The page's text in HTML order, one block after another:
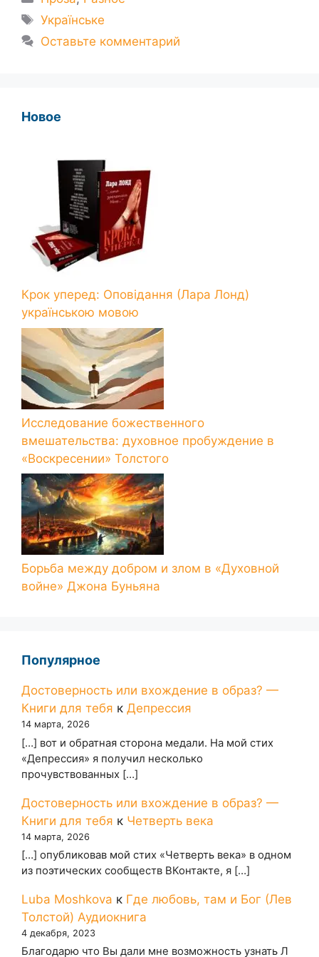
Метки
Українське
Оставьте комментарий
Новое
Крок уперед: Оповідання (Лара Лонд)
українською мовою
Исследование божественного
вмешательства: духовное пробуждение в
«Воскресении» Толстого
Борьба между добром и злом в «Духовной
войне» Джона Буньяна
Популярное
Достоверность или вхождение в образ? —
Книги для тебя к Депрессия
14 марта, 2026
[…] вот и обратная сторона медали. На мой стих
«Депрессия» я получил несколько
прочувствованных […]
Достоверность или вхождение в образ? —
Книги для тебя к Четверть века
14 марта, 2026
[…] опубликовав мой стих «Четверть века» в одном
из поэтических сообществ ВКонтакте, я […]
Luba Moshkova к Где любовь, там и Бог (Лев
Толстой) Аудиокнига
4 декабря, 2023
Благодарю что Вы дали мне возможность узнать Л